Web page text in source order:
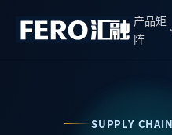
产品矩
阵
SUPPLY